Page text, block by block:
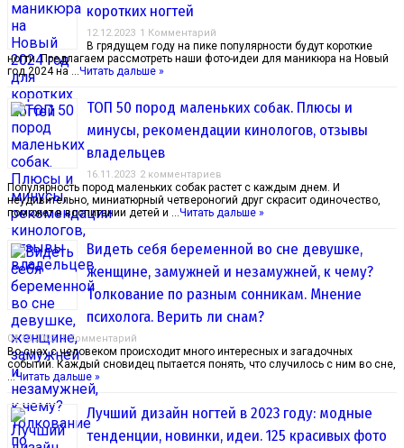
коротких ногтей
12.12.2023 1 Комментарий
В грядущем году на пике популярности будут короткие
ногти. Предлагаем рассмотреть наши фото-идеи для маникюра на Новый
год 2024 на …Читать дальше »
ТОП 50 пород маленьких собак. Плюсы и
минусы, рекомендации кинологов, отзывы
владельцев
16.11.2023 2 комментариев
Популярность пород маленьких собак растет с каждым днем. И
неудивительно, миниатюрный четвероногий друг скрасит одиночество,
поможет в воспитании детей и …Читать дальше »
Видеть себя беременной во сне девушке,
женщине, замужней и незамужней, к чему?
Толкование по разным сонникам. Мнение
психолога. Верить ли снам?
04.10.2023 1 Комментарий
Во снах с человеком происходит много интересных и загадочных
событий. Каждый сновидец пытается понять, что случилось с ним во сне,
…Читать дальше »
Лучший дизайн ногтей в 2023 году: модные
тенденции, новинки, идеи. 125 красивых фото